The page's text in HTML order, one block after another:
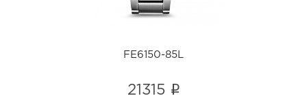
FE6150-85L
21315 i